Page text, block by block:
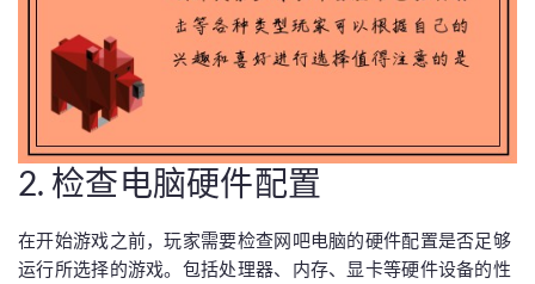
2. 检查电脑硬件配置
在开始游戏之前，玩家需要检查网吧电脑的硬件配置是否足够
运行所选择的游戏。包括处理器、内存、显卡等硬件设备的性